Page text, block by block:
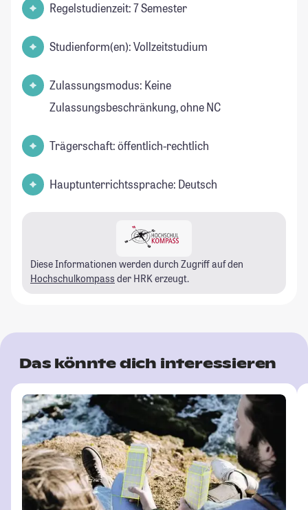
Regelstudienzeit: 7 Semester
Studienform(en): Vollzeitstudium
Zulassungsmodus: Keine
Zulassungsbeschränkung, ohne NC
Trägerschaft: öffentlich-rechtlich
Hauptunterrichtssprache: Deutsch
Diese Informationen werden durch Zugriff auf den
Hochschulkompass der HRK erzeugt.
Das könnte dich interessieren